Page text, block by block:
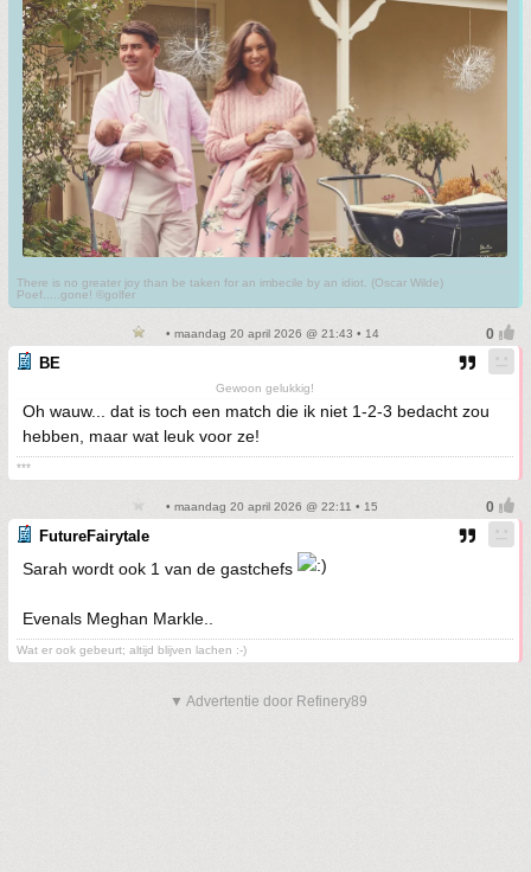
There is no greater joy than be taken for an imbecile by an idiot. (Oscar Wilde)
Poef.....gone! ©golfer
• maandag 20 april 2026 @ 21:43 • 14
BE
Gewoon gelukkig!
Oh wauw... dat is toch een match die ik niet 1-2-3 bedacht zou
hebben, maar wat leuk voor ze!
***
• maandag 20 april 2026 @ 22:11 • 15
FutureFairytale
Sarah wordt ook 1 van de gastchefs
Evenals Meghan Markle..
Wat er ook gebeurt; altijd blijven lachen :-)
▼ Advertentie door Refinery89